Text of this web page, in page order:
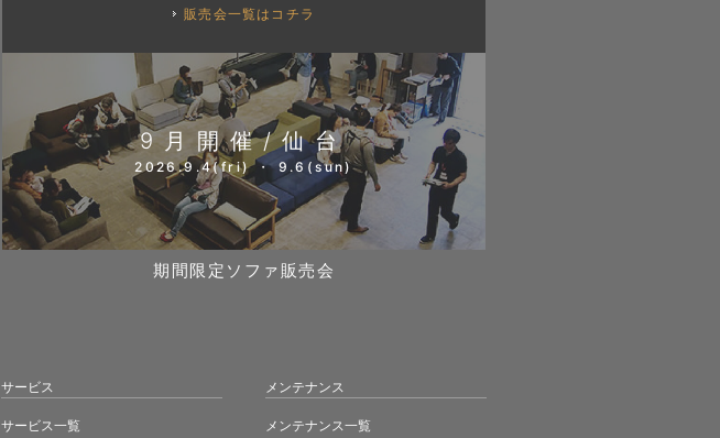
販売会一覧はコチラ
9月開催/仙台
2026.9.4(fri) ・ 9.6(sun)
期間限定ソファ販売会
サービス
サービス一覧
メンテナンス
メンテナンス一覧